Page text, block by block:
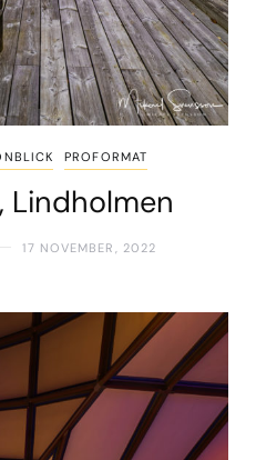
PROFORMAT
Lindholmen
17 NOVEMBER, 2022